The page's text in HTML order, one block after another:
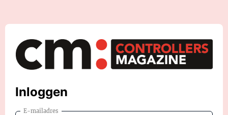
Inloggen
E-mailadres